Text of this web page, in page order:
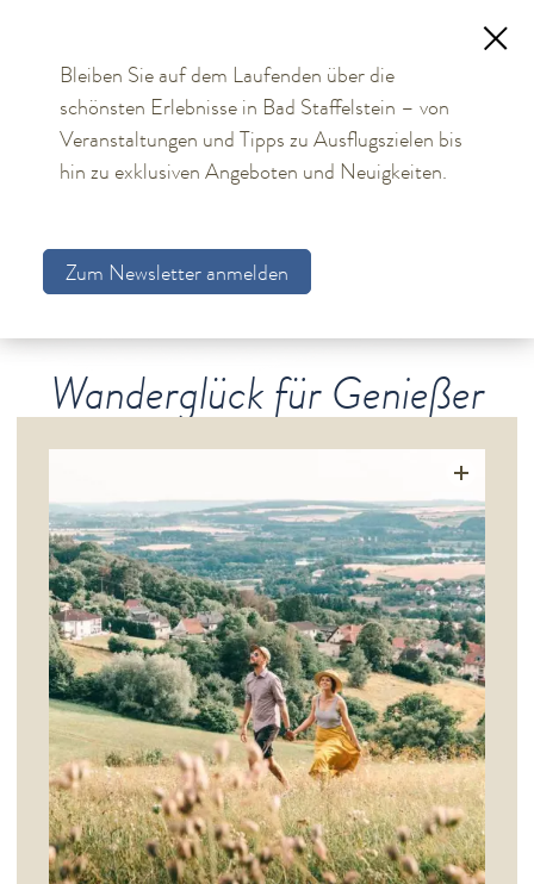
TOURISMUS
Aktuelles
Unterkünfte
Veranstaltungen & Kultur
Spiritualität & Kirche
Freizeit & Ausflüge
Wandern
Brauereiwanderwege
Keltenwege
Pilgerwege
Premium Touren
Rundwege Dörfer
Terrainkurwege
Fernwanderwege
Geführte Wanderungen
Barrierefreie Spazierwege
Komoot-Wandertouren
Radeln
Wanderglück für Genießer
Bleiben Sie auf dem Laufenden über die
schönsten Erlebnisse in Bad Staffelstein – von
Veranstaltungen und Tipps zu Ausflugszielen bis
hin zu exklusiven Angeboten und Neuigkeiten.
Zum Newsletter anmelden